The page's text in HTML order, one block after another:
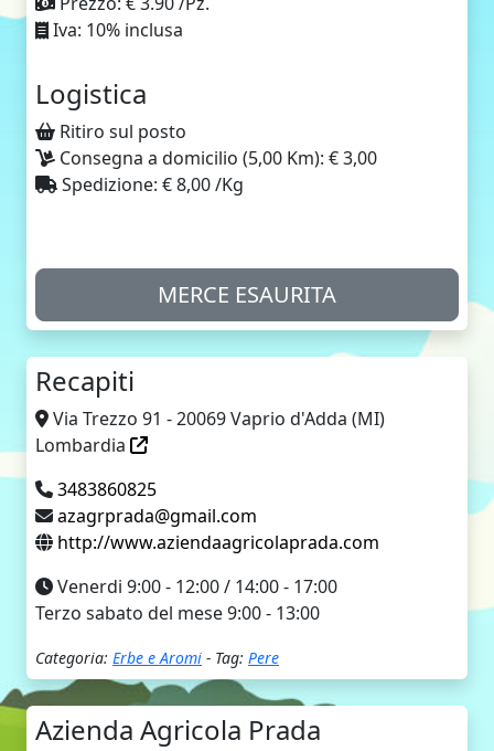
Iva: 10% inclusa
Logistica
Ritiro sul posto
Consegna a domicilio (5,00 Km): € 3,00
Spedizione: € 8,00 /Kg
MERCE ESAURITA
Recapiti
Via Trezzo 91 - 20069 Vaprio d'Adda (MI)
Lombardia
3483860825
azagrprada@gmail.com
http://www.aziendaagricolaprada.com
Venerdi 9:00 - 12:00 / 14:00 - 17:00
Terzo sabato del mese 9:00 - 13:00
Categoria: Erbe e Aromi - Tag: Pere
Azienda Agricola Prada